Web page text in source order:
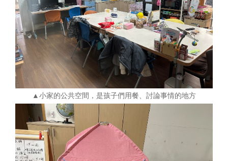
▲小家的公共空間，是孩子們用餐、討論事情的地方